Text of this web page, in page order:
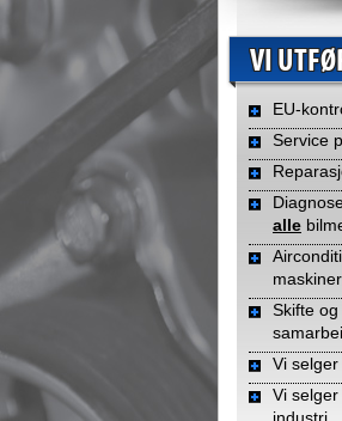
VI
VI
VI
VI
VI
VI
VI
VI
VI
VI
VI
VI
VI
VI
VI
VI
VI
VI
VI
VI
VI
VI
VI
VI
VI
VI
VI
VI
VI
VI
EU-
Service
alle
maskiner
Skifte
Vi
Vi